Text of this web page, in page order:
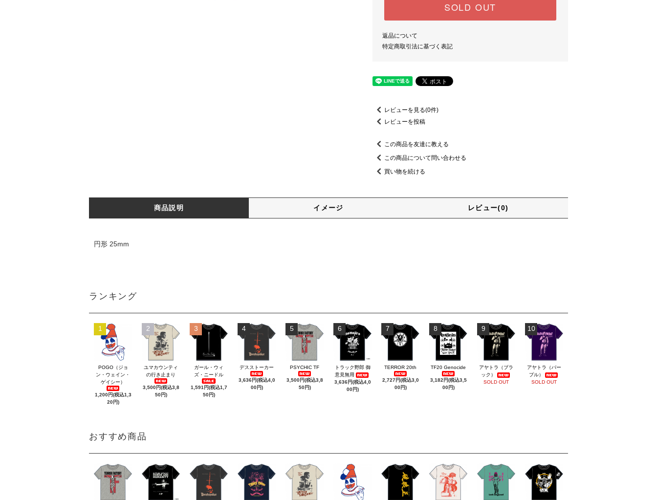
SOLD OUT
返品について
特定商取引法に基づく表記
レビューを見る(0件)
レビューを投稿
この商品を友達に教える
この商品について問い合わせる
買い物を続ける
商品説明 イメージ レビュー(0)
円形 25mm
ランキング
1
POGO（ジョ
ン・ウェイン・
ゲイシー）
1,200円(税込1,3
20円)
2
ユマカウンティ
の行き止まり
3,500円(税込3,8
50円)
3
ガール・ウィ
ズ・ニードル
1,591円(税込1,7
50円)
4
デスストーカー
3,636円(税込4,0
00円)
5
PSYCHIC TF
3,500円(税込3,8
50円)
6
トラック野郎 御
意見無用
3,636円(税込4,0
00円)
7
TERROR 20th
2,727円(税込3,0
00円)
8
TF20 Genocide
3,182円(税込3,5
00円)
9
アヤトラ（ブラ
ック）
SOLD OUT
10
アヤトラ（パー
プル）
SOLD OUT
おすすめ商品